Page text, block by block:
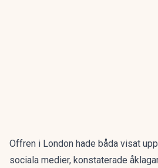
Offren i London hade båda visat
sociala medier, konstaterade